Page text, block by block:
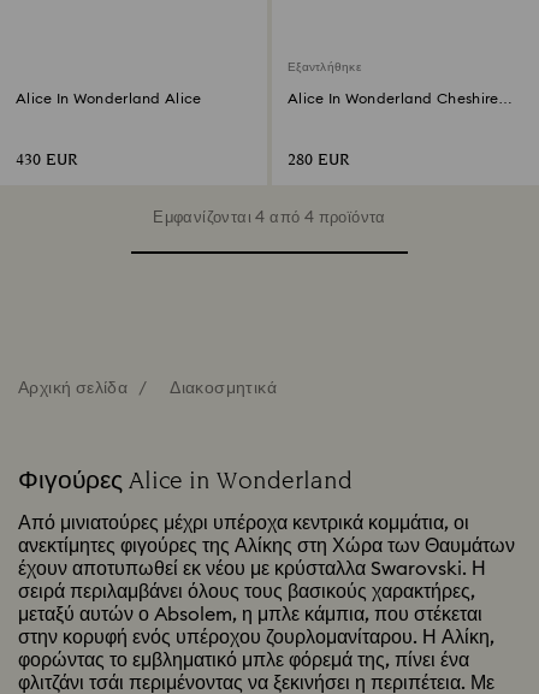
Alice In Wonderland Alice
430 EUR
Εξαντλήθηκε
Alice In Wonderland Cheshire
280 EUR
Εμφανίζονται 4 από 4 προϊόντα
Αρχική σελίδα Διακοσμητικά
Φιγούρες Alice in Wonderland
Από μινιατούρες μέχρι υπέροχα κεντρικά κομμάτια, οι
ανεκτίμητες φιγούρες της Αλίκης στη Χώρα των Θαυμάτων
έχουν αποτυπωθεί εκ νέου με κρύσταλλα Swarovski. Η
σειρά περιλαμβάνει όλους τους βασικούς χαρακτήρες,
μεταξύ αυτών ο Absolem, η μπλε κάμπια, που στέκεται
στην κορυφή ενός υπέροχου ζουρλομανίταρου. Η Αλίκη,
φορώντας το εμβληματικό μπλε φόρεμά της, πίνει ένα
φλιτζάνι τσάι περιμένοντας να ξεκινήσει η περιπέτεια. Με